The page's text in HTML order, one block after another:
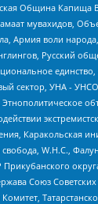
Община
мувахидов,
Армия воли
Русский
сектор, УНА -
Каракольская
свобода, W.H.С.,
округа
Союз Советских